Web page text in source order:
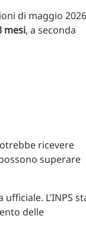
di maggio
mesi, a seconda
ricevere
superare
L’INPS
delle